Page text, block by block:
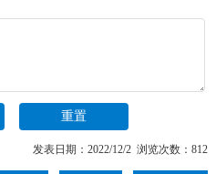
发表日期：2022/12/2 浏览次数：812